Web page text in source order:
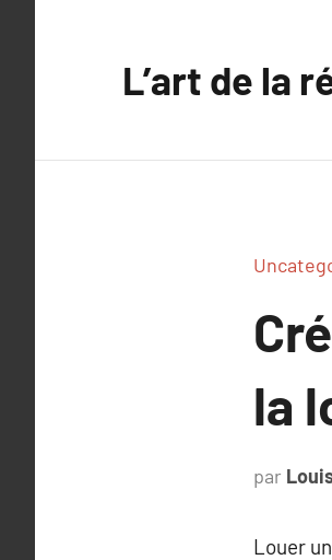
L’art de la
la
par
Louer